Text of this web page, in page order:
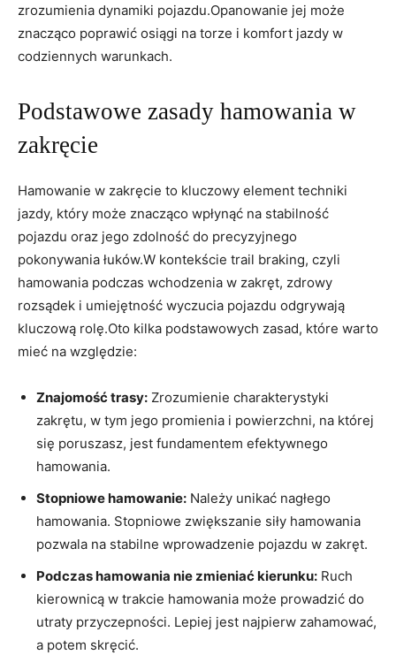
zrozumienia dynamiki pojazdu.Opanowanie jej może
znacząco poprawić osiągi na torze i komfort jazdy w
codziennych warunkach.
Podstawowe zasady hamowania w
zakręcie
Hamowanie w zakręcie to kluczowy element techniki
jazdy, który może znacząco wpłynąć na stabilność
pojazdu oraz jego zdolność do precyzyjnego
pokonywania łuków.W kontekście trail braking, czyli
hamowania podczas wchodzenia w zakręt, zdrowy
rozsądek i umiejętność wyczucia pojazdu odgrywają
kluczową rolę.Oto kilka podstawowych zasad, które warto
mieć na względzie:
Znajomość trasy: Zrozumienie charakterystyki
zakrętu, w tym jego promienia i powierzchni, na której
się poruszasz, jest fundamentem efektywnego
hamowania.
Stopniowe hamowanie: Należy unikać nagłego
hamowania. Stopniowe zwiększanie siły hamowania
pozwala na stabilne wprowadzenie pojazdu w zakręt.
Podczas hamowania nie zmieniać kierunku: Ruch
kierownicą w trakcie hamowania może prowadzić do
utraty przyczepności. Lepiej jest najpierw zahamować,
a potem skręcić.